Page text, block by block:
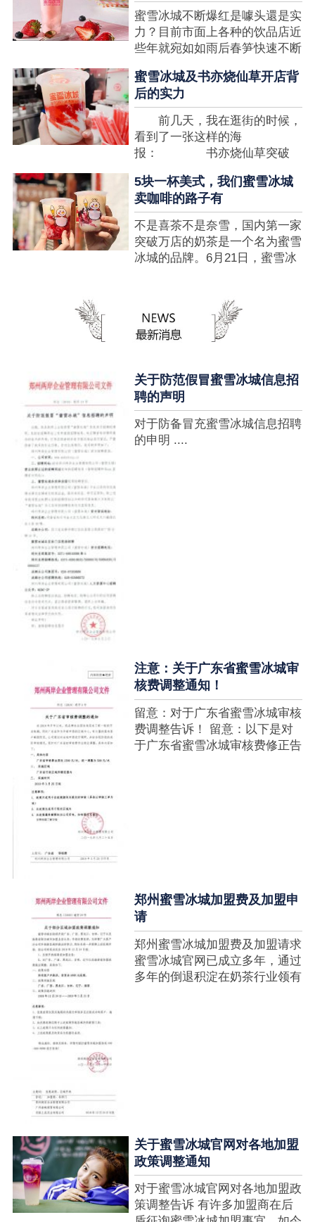
商品，投资者为什么会看不见在
其中的创业商机呢?许多投资者
都会了解我开一家蜜雪冰城要多
少钱?....
蜜雪冰城不断爆红是噱头還是实
力？目前市面上各种的饮品店近
些年就宛如如雨后春笋快速不断
有运营不小心便会被取代，由于
受年青人的喜爱，再加全国人民
的经济发展水准提升，奶茶饮品
行业发展趋势快速，因此 这一
制造行业有着十分....
蜜雪冰城及书亦烧仙草开店背
后的实力
前几天，我在逛街的时候，
看到了一张这样的海
报： 书亦烧仙草突破
了，这个连名字都没怎么听过的
奶茶店，怎么就悄咪咪地开了这
么多家了？ 也许大家对
5000 家店是什么量级没什么概
念，我来给对....
5块一杯美式，我们蜜雪冰城
卖咖啡的路子有
不是喜茶不是奈雪，国内第一家
突破万店的奶茶是一个名为蜜雪
冰城的品牌。6月21日，蜜雪冰
家，买多少送多少”的横幅，这
个自1997年开始营业的街边奶
茶店正逐渐展露它的锋芒。不过
关于防范假冒蜜雪冰城信息招
聘的声明
对于防备冒充蜜雪冰城信息招聘
的申明 ....
注意：关于广东省蜜雪冰城审
核费调整通知！
留意：对于广东省蜜雪冰城审核
费调整告诉！ 留意：以下是对
于广东省蜜雪冰城审核费修正告
郑州蜜雪冰城加盟费及加盟申
请
郑州蜜雪冰城加盟费及加盟请求
蜜雪冰城官网已成立多年，通过
多年的倒退积淀在奶茶行业领有
关于蜜雪冰城官网对各地加盟
政策调整通知
对于蜜雪冰城官网对各地加盟政
策调整告诉 有许多加盟商在后